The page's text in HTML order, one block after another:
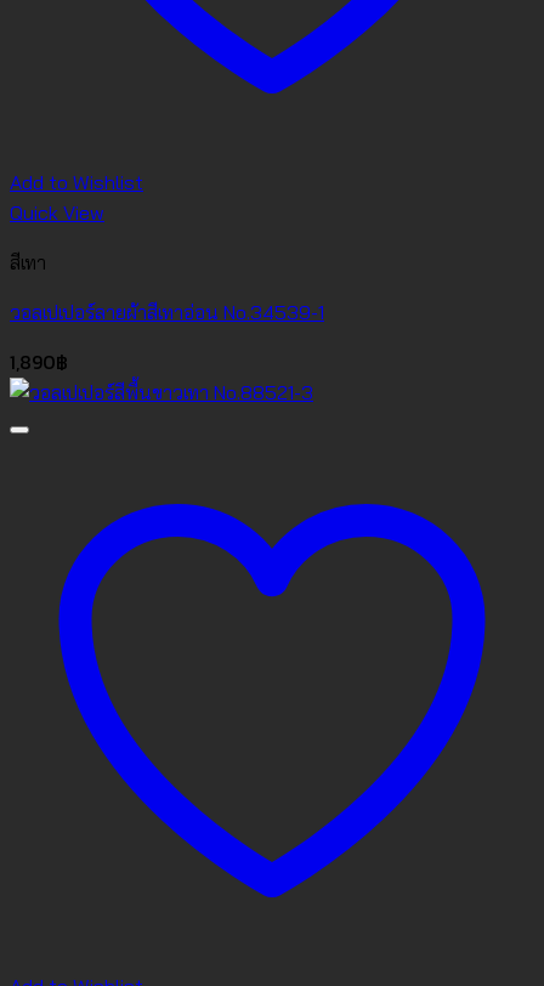
Add to Wishlist
Quick View
สีเทา
วอลเปเปอร์ลายผ้าสีเทาอ่อน No.34539-1
1,890฿